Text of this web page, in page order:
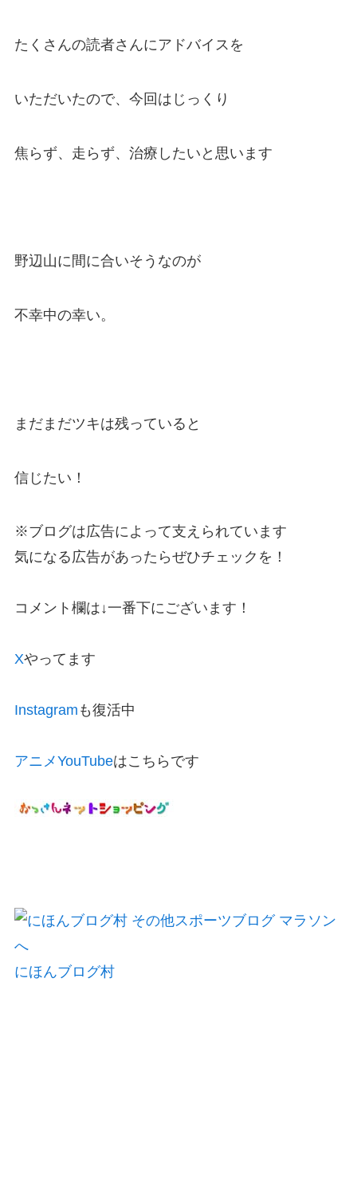
たくさんの読者さんにアドバイスを
いただいたので、今回はじっくり
焦らず、走らず、治療したいと思います
野辺山に間に合いそうなのが
不幸中の幸い。
まだまだツキは残っていると
信じたい！
※ブログは広告によって支えられています
気になる広告があったらぜひチェックを！
コメント欄は↓一番下にございます！
Xやってます
Instagram も復活中
アニメYouTubeはこちらです
にほんブログ村